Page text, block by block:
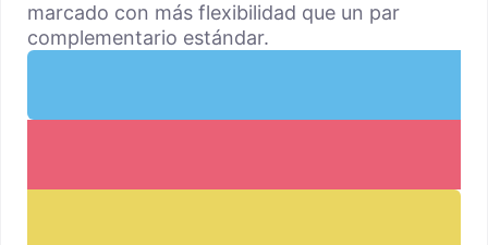
marcado con más flexibilidad que un par
complementario estándar.